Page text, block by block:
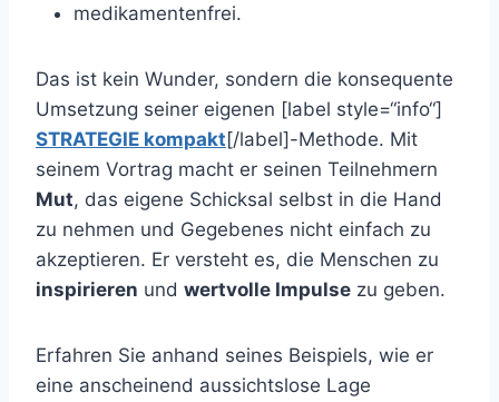
medikamentenfrei.
Das ist kein Wunder, sondern die konsequente
Umsetzung seiner eigenen [label style=“info“]
STRATEGIE kompakt[/label]-Methode. Mit
seinem Vortrag macht er seinen Teilnehmern
Mut, das eigene Schicksal selbst in die Hand
zu nehmen und Gegebenes nicht einfach zu
akzeptieren. Er versteht es, die Menschen zu
inspirieren und wertvolle Impulse zu geben.
Erfahren Sie anhand seines Beispiels, wie er
eine anscheinend aussichtslose Lage